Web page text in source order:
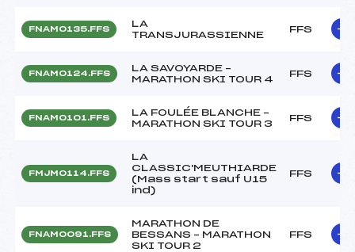
FNAM0135.FFS
LA
TRANSJURASSIENNE
FFS
FNAM0124.FFS
LA SAVOYARDE –
MARATHON SKI TOUR 4
FFS
FNAM0101.FFS
LA FOULÉE BLANCHE –
MARATHON SKI TOUR 3
FFS
FMJM0114.FFS
LA
CLASSIC'MEUTHIARDE
(Mass start sauf U15
ind)
FFS
FNAM0091.FFS
MARATHON DE
BESSANS – MARATHON
SKI TOUR 2
FFS